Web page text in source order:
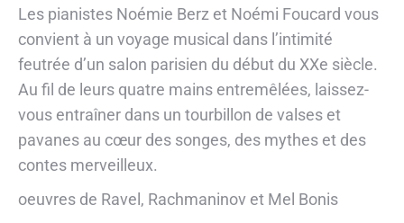
Les pianistes Noémie Berz et Noémi Foucard vous
convient à un voyage musical dans l’intimité
feutrée d’un salon parisien du début du XXe siècle.
Au fil de leurs quatre mains entremêlées, laissez-
vous entraîner dans un tourbillon de valses et
pavanes au cœur des songes, des mythes et des
contes merveilleux.
oeuvres de Ravel, Rachmaninov et Mel Bonis